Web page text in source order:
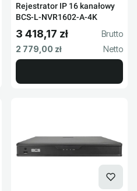
Rejestrator IP 16 kanałowy
BCS-L-NVR1602-A-4K
Cena brutto
3 418,17 zł
Cena netto
2 779,00 zł